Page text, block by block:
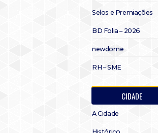
Selos e Premiações
BD Folia – 2026
newdome
RH – SME
CIDADE
A Cidade